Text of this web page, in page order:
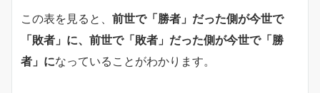
この表を見ると、 前世で「勝者」だった側が今世で
「敗者」に、前世で「敗者」だった側が今世で「勝
者」になっていることがわかります。